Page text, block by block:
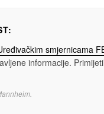
smjernicama
informacije.